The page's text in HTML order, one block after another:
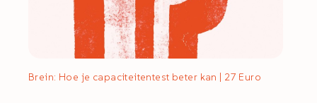
Brein: Hoe je capaciteitentest beter kan | 27 Euro